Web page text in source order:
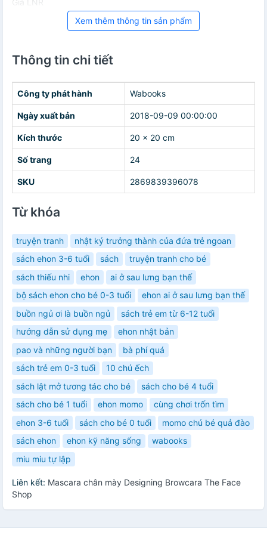
Giá LNR
Xem thêm thông tin sản phẩm
Thông tin chi tiết
Công ty phát hành Wabooks
Ngày xuất bản 2018-09-09 00:00:00
Kích thước 20 x 20 cm
Số trang 24
SKU 2869839396078
Từ khóa
truyện tranh
nhật ký trưởng thành của đứa trẻ ngoan
sách ehon 3-6 tuổi
sách
truyện tranh cho bé
sách thiếu nhi
ehon
ai ở sau lưng bạn thế
bộ sách ehon cho bé 0-3 tuổi
ehon ai ở sau lưng bạn thế
buồn ngủ ơi là buồn ngủ
sách trẻ em từ 6-12 tuổi
hướng dẫn sử dụng mẹ
ehon nhật bản
pao và những người bạn
bà phí quá
sách trẻ em 0-3 tuổi
10 chú ếch
sách lật mở tương tác cho bé
sách cho bé 4 tuổi
sách cho bé 1 tuổi
ehon momo
cùng chơi trốn tìm
ehon 3-6 tuổi
sách cho bé 0 tuổi
momo chú bé quả đào
sách ehon
ehon kỹ năng sống
wabooks
miu miu tự lập
Liên kết: Mascara chân mày Designing Browcara The Face
Shop